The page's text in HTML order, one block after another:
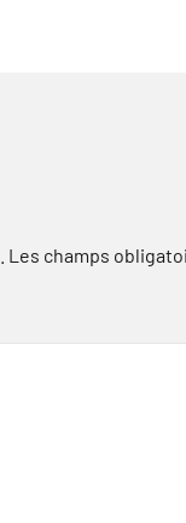
Les champs